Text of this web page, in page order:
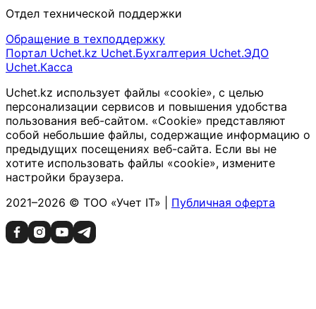
Отдел технической поддержки
Обращение в техподдержку
Портал Uchet.kz Uchet.Бухгалтерия Uchet.ЭДО
Uchet.Касса
Uchet.kz использует файлы «cookie», с целью
персонализации сервисов и повышения удобства
пользования веб-сайтом. «Cookie» представляют
собой небольшие файлы, содержащие информацию о
предыдущих посещениях веб-сайта. Если вы не
хотите использовать файлы «cookie», измените
настройки браузера.
2021–2026 © ТОО «Учет IT» | Публичная оферта